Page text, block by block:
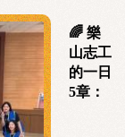
🌈 樂
山志工
的一日
5章：